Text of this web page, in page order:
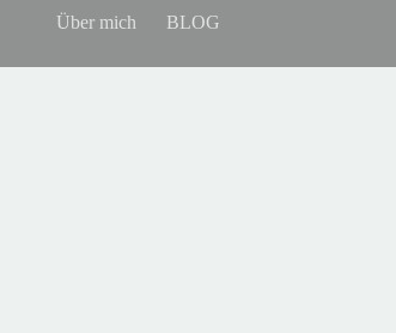
Über mich BLOG